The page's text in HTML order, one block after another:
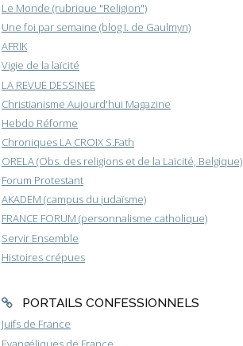
Le Monde (rubrique "Religion")
Une foi par semaine (blog I. de Gaulmyn)
AFRIK
Vigie de la laïcité
LA REVUE DESSINEE
Christianisme Aujourd'hui Magazine
Hebdo Réforme
Chroniques LA CROIX S.Fath
ORELA (Obs. des religions et de la Laïcité, Belgique)
Forum Protestant
AKADEM (campus du judaïsme)
FRANCE FORUM (personnalisme catholique)
Servir Ensemble
Histoires crépues
PORTAILS CONFESSIONNELS
Juifs de France